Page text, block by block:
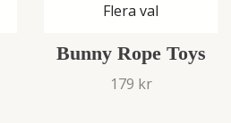
Flera val
Bunny Rope Toys
179 kr